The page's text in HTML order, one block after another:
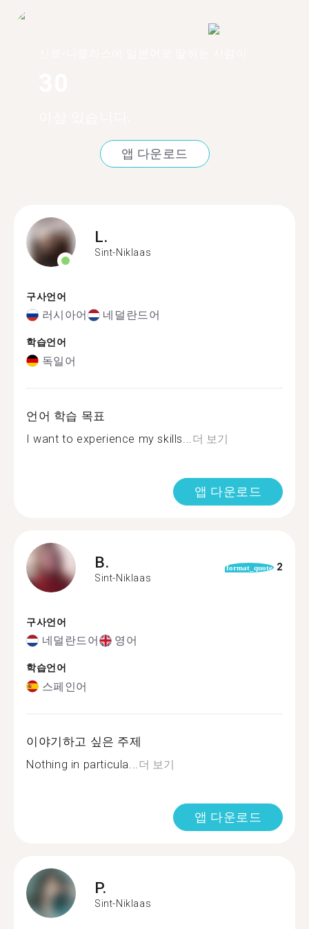
앱 다운로드
L.
Sint-Niklaas
구사언어
러시아어 네덜란드어
학습언어
독일어
언어 학습 목표
I want to experience my skills... 더 보기
앱 다운로드
B.
Sint-Niklaas
format_quote 2
구사언어
네덜란드어 영어
학습언어
스페인어
이야기하고 싶은 주제
Nothing in particula... 더 보기
앱 다운로드
P.
Sint-Niklaas